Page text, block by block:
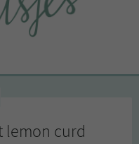
lemon curd